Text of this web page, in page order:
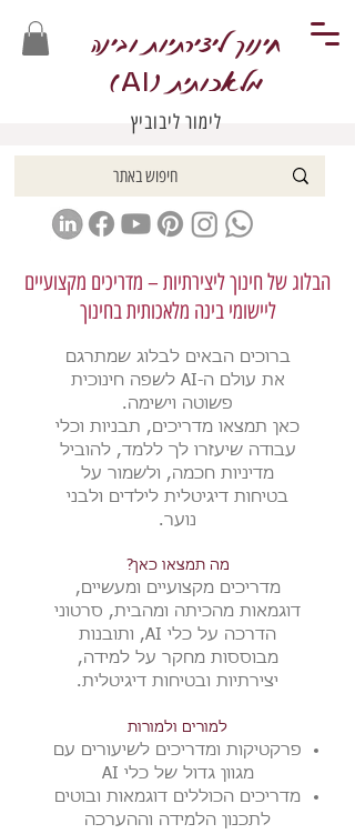
חינוך ליצירתיות ובינה
מלאכותית (AI
)
לימור ליבוביץ
הבלוג של חינוך ליצירתיות – מדריכים מקצועיים
ליישומי בינה מלאכותית בחינוך
ברוכים הבאים לבלוג שמתרגם
את עולם ה-AI לשפה חינוכית
פשוטה וישימה.
כאן תמצאו מדריכים, תבניות וכלי
עבודה שיעזרו לך ללמד, להוביל
מדיניות חכמה, ולשמור על
בטיחות דיגיטלית לילדים ולבני
נוער.
מה תמצאו כאן?
מדריכים מקצועיים ומעשיים,
דוגמאות מהכיתה ומהבית, סרטוני
הדרכה על כלי AI, ותובנות
מבוססות מחקר על למידה,
יצירתיות ובטיחות דיגיטלית.
למורים ולמורות
פרקטיקות ומדריכים לשיעורים עם
מגוון גדול של כלי AI
מדריכים הכוללים דוגמאות ובוטים
לתכנון הלמידה וההערכה